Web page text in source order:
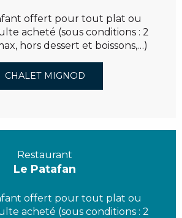
offert pour tout plat ou
acheté (sous conditions : 2
hors dessert et boissons,…)
CHALET MIGNOD
Restaurant
Le Patafan
offert pour tout plat ou
acheté (sous conditions : 2